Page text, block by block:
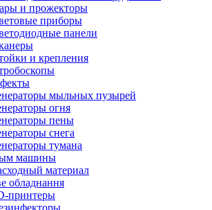
и прожекторы
приборы
панели
и крепления
мыльных пузырей
огня
пены
снега
тумана
машины
материал
обладнання
принтеры